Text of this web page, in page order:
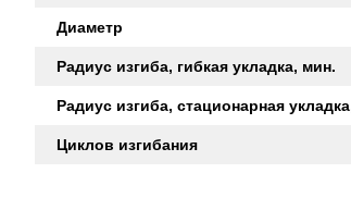
Диаметр
Радиус изгиба, гибкая укладка, мин.
Радиус изгиба, стационарная
Циклов изгибания